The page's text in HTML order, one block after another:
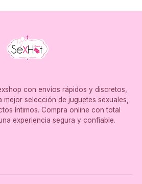
con envíos rápidos y discretos,
selección de juguetes sexuales,
íntimos. Compra online con total
experiencia segura y confiable.